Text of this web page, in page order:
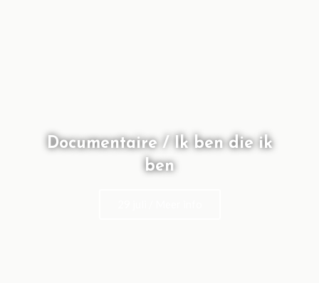
Documentaire / Ik ben die ik
ben